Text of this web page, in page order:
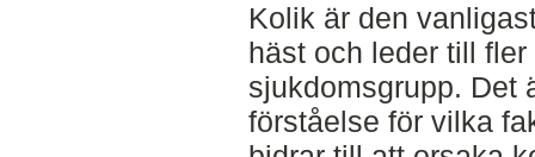
Kolik är den
häst och leder till
sjukdomsgrupp. Det
förståelse för vilka